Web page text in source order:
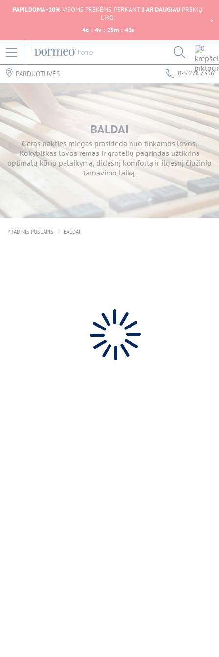
PAPILDOMA -10%VISOMS PREKĖMS, PERKANT2 AR DAUGIAUPREKIŲ.
LIKO:
4d : 4v : 25m : 43s
0
PARDUOTUVĖS 0-5 278 7336
BALDAI
Geras nakties miegas prasideda nuo tinkamos lovos.
Kokybiškas lovos rėmas ir grotelių pagrindas užtikrina
optimalų kūno palaikymą, didesnį komfortą ir ilgesnį čiužinio
tarnavimo laiką.
PRADINIS PUSLAPIS BALDAI